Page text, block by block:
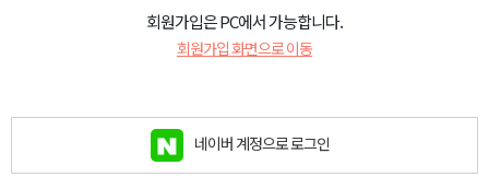
회원가입은 PC에서 가능합니다.
회원가입 화면으로 이동
네이버 계정으로 로그인